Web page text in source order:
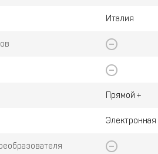
Италия
Прямой +
Электронная